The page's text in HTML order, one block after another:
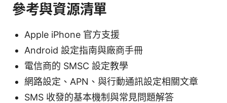
參考與資源清單
Apple iPhone 官方支援
Android 設定指南與廠商手冊
電信商的 SMSC 設定教學
網路設定、APN、與行動通訊設定相關文章
SMS 收發的基本機制與常見問題解答